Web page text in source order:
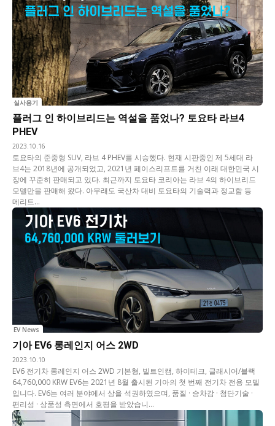
실사용기
플러그 인 하이브리드는 역설을 품었나? 토요타 라브4
PHEV
2023.10.16
토요타의 준중형 SUV, 라브 4 PHEV를 시승했다. 현재 시판중인 제 5세대 라
브4는 2018년에 공개되었고, 2021년 페이스리프트를 거친 이래 대한민국 시
장에 꾸준히 판매되고 있다. 최근까지 토요타 코리아는 라브 4의 하이브리드
모델만을 판매해 왔다. 아무래도 국산차 대비 토요타의 기술력과 정교함 등
메리트...
EV News
기아 EV6 롱레인지 어스 2WD
2023.10.10
EV6 전기차 롱레인지 어스 2WD 기본형, 빌트인캠, 하이테크, 글래시어/블랙
64,760,000 KRW EV6는 2021년 8월 출시된 기아의 첫 번째 전기차 전용 모델
입니다. EV6는 여러 분야에서 상을 석권하였으며, 품질 · 승차감 · 첨단기술 ·
편리성 · 상품성 측면에서 호평을 받았습니...